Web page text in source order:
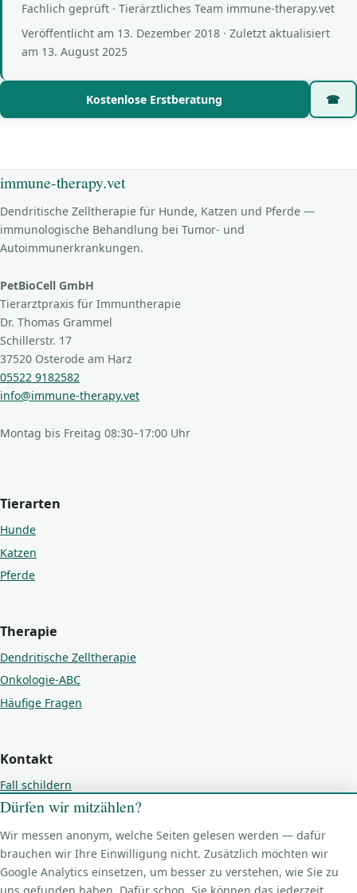
Fachlich geprüft · Tierärztliches Team immune-therapy.vet
Veröffentlicht am 13. Dezember 2018 · Zuletzt aktualisiert
am 13. August 2025
Kostenlose Erstberatung ☎
immune-therapy.vet
Dendritische Zelltherapie für Hunde, Katzen und Pferde —
immunologische Behandlung bei Tumor- und
Autoimmunerkrankungen.
PetBioCell GmbH
Tierarztpraxis für Immuntherapie
Dr. Thomas Grammel
Schillerstr. 17
37520 Osterode am Harz
05522 9182582
info@immune-therapy.vet
Montag bis Freitag 08:30–17:00 Uhr
Tierarten
Hunde
Katzen
Pferde
Therapie
Dendritische Zelltherapie
Onkologie-ABC
Häufige Fragen
Kontakt
Fall schildern
Kontakt
Impressum
Datenschutz
Cookie-Einstellungen
Dürfen wir mitzählen?
Wir messen anonym, welche Seiten gelesen werden — dafür
brauchen wir Ihre Einwilligung nicht. Zusätzlich möchten wir
Google Analytics einsetzen, um besser zu verstehen, wie Sie zu